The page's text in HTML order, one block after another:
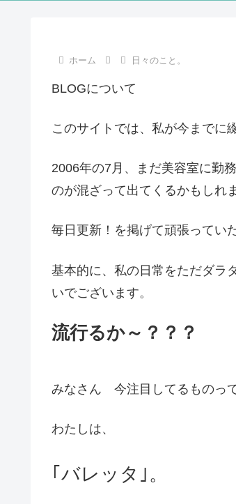
ホーム 日々のこと。
BLOGについて
このサイトでは、私が今までに
2006年の7月、まだ美容室に勤
のが混ざって出てくるかもしれ
毎日更新！を掲げて頑張ってい
基本的に、私の日常をただダラ
いでございます。
流行るか～？？？
みなさん 今注目してるものっ
わたしは、
｢バレッタ｣。